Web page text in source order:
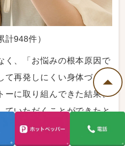
計948件）
く、「お悩みの根本原因で
て再発しにくい身体づくり
ーに取り組んできた結果、
ていただくことができたと